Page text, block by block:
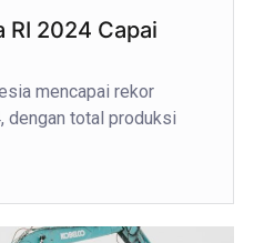
RI 2024 Capai
mencapai rekor
dengan total produksi